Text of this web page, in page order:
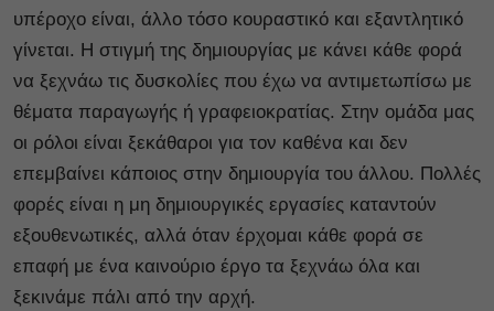
υπέροχο είναι, άλλο τόσο κουραστικό και εξαντλητικό
γίνεται. Η στιγμή της δημιουργίας με κάνει κάθε φορά
να ξεχνάω τις δυσκολίες που έχω να αντιμετωπίσω με
θέματα παραγωγής ή γραφειοκρατίας. Στην ομάδα μας
οι ρόλοι είναι ξεκάθαροι για τον καθένα και δεν
επεμβαίνει κάποιος στην δημιουργία του άλλου. Πολλές
φορές είναι η μη δημιουργικές εργασίες καταντούν
εξουθενωτικές, αλλά όταν έρχομαι κάθε φορά σε
επαφή με ένα καινούριο έργο τα ξεχνάω όλα και
ξεκινάμε πάλι από την αρχή.